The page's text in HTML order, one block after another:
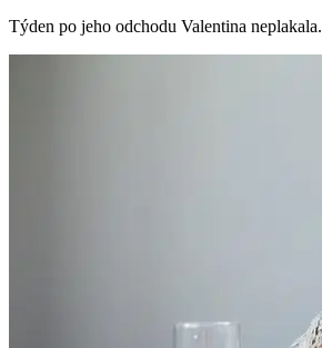
Týden po jeho odchodu Valentina neplakala.